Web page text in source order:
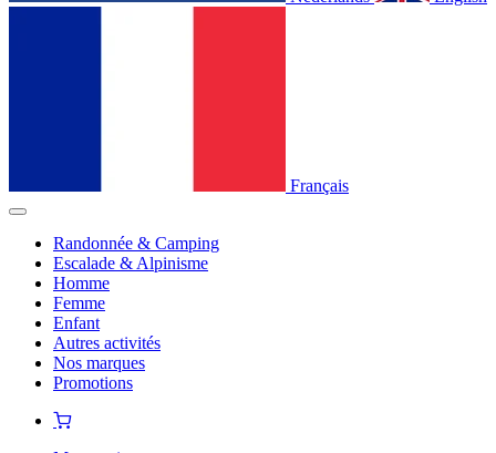
Français
Randonnée & Camping
Escalade & Alpinisme
Homme
Femme
Enfant
Autres activités
Nos marques
Promotions